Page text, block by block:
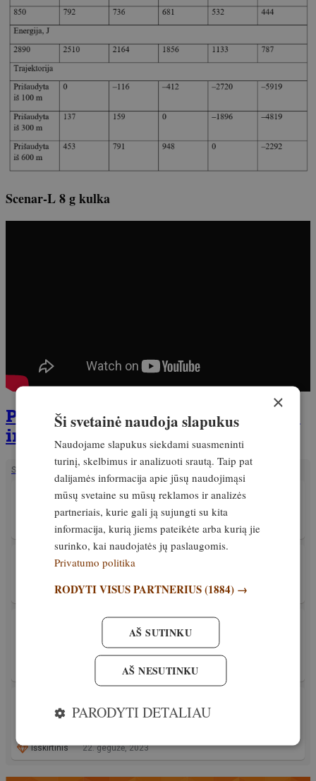
Scenar-L 8 g kulka
Prenumeruokite žurnalą tiesiogiai
internetu!
SUSIJĘ STRAIPSNIAI
Maksimalus kulkos nuotolis ir efektyvumas
Išskirtinis 3. rugpjūtis, 2023
Tyrimas. Kiek efektyvi bešvinė amunicija?
Išskirtinis 7. liepa, 2023
MEDŽIOKLĖS REIKMENYS
TOP 5. Geriausi kalibrai tolimajam šaudymui
22. gegužė, 2023
Švino šratų draudimas – visoje Europos
Išskirtinis 22. gegužė, 2023
×
Ši svetainė naudoja slapukus
Naudojame slapukus siekdami suasmeninti
turinį, skelbimus ir analizuoti srautą. Taip pat
dalijamės informacija apie jūsų naudojimąsi
mūsų svetaine su mūsų reklamos ir analizės
partneriais, kurie gali ją sujungti su kita
informacija, kurią jiems pateikėte arba kurią jie
surinko, kai naudojatės jų paslaugomis.
Privatumo politika
RODYTI VISUS PARTNERIUS(1884) →
AŠ SUTINKU
AŠ NESUTINKU
PARODYTI DETALIAU